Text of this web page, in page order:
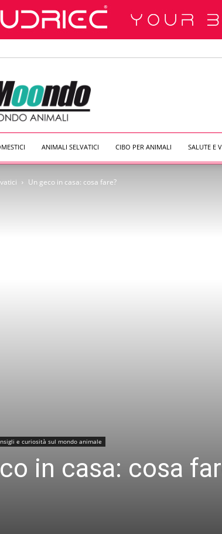
Moondo
Animali
ANIMALI SELVATICI CIBO PER ANIMALI SALUTE E
Un geco in casa: cosa fare?
e curiosità sul mondo animale
in casa: cosa